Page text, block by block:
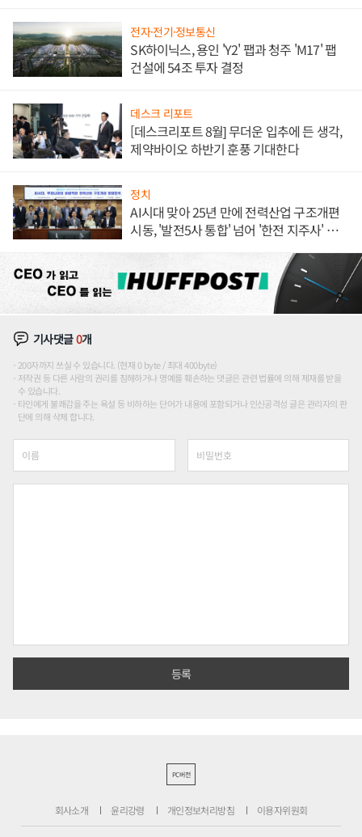
전자·전기·정보통신
SK하이닉스, 용인 'Y2' 팹과 청주 'M17' 팹
건설에 54조 투자 결정
데스크 리포트
[데스크리포트 8월] 무더운 입추에 든 생각,
제약바이오 하반기 훈풍 기대한다
정치
AI시대 맞아 25년 만에 전력산업 구조개편
시동, '발전5사 통합' 넘어 '한전 지주사' 재편
기사댓글0개
200자까지 쓰실 수 있습니다. (현재 0 byte / 최대 400byte)
저작권 등 다른 사람의 권리를 침해하거나 명예를 훼손하는 댓글은 관련 법률에 의해 제재를 받을
수 있습니다.
타인에게 불쾌감을 주는 욕설 등 비하하는 단어가 내용에 포함되거나 인신공격성 글은 관리자의 판
단에 의해 삭제 합니다.
PC버전
회사소개 윤리강령 개인정보처리방침 이용자위원회